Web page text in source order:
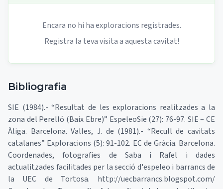
Encara no hi ha exploracions registrades.
Registra la teva visita a aquesta cavitat!
Bibliografia
SIE (1984).- “Resultat de les exploracions realitzades a la
zona del Perelló (Baix Ebre)” EspeleoSie (27): 76-97. SIE – CE
Àliga. Barcelona. Valles, J. de (1981).- “Recull de cavitats
catalanes” Exploracions (5): 91-102. EC de Gràcia. Barcelona.
Coordenades, fotografies de Saba i Rafel i dades
actualitzades facilitades per la secció d'espeleo i barrancs de
la UEC de Tortosa. http://uecbarrancs.blogspot.com/